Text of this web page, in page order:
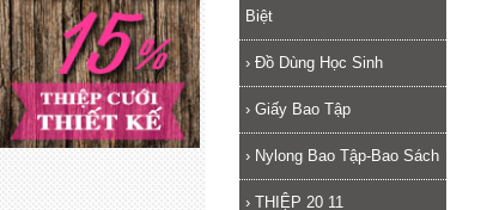
Biệt
› Đồ Dùng Học Sinh
› Giấy Bao Tập
› Nylong Bao Tập-Bao Sách
› THIỆP 20 11